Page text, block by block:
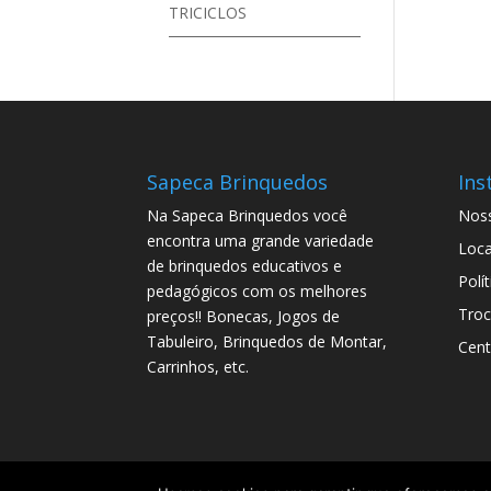
TRICICLOS
Sapeca Brinquedos
Na Sapeca Brinquedos você
encontra uma grande variedade
de brinquedos educativos e
pedagógicos com os melhores
preços!! Bonecas, Jogos de
Tabuleiro, Brinquedos de Montar,
Carrinhos, etc.